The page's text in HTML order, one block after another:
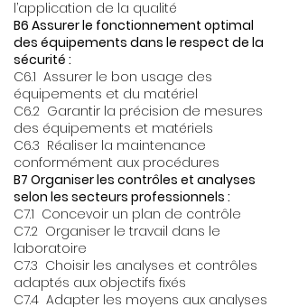
l’application de la qualité
B6 Assurer le fonctionnement optimal
des équipements dans le respect de la
sécurité :
C6.1 Assurer le bon usage des
équipements et du matériel
C6.2 Garantir la précision de mesures
des équipements et matériels
C6.3 Réaliser la maintenance
conformément aux procédures
B7 Organiser les contrôles et analyses
selon les secteurs professionnels :
C7.1 Concevoir un plan de contrôle
C7.2 Organiser le travail dans le
laboratoire
C7.3 Choisir les analyses et contrôles
adaptés aux objectifs fixés
C7.4 Adapter les moyens aux analyses